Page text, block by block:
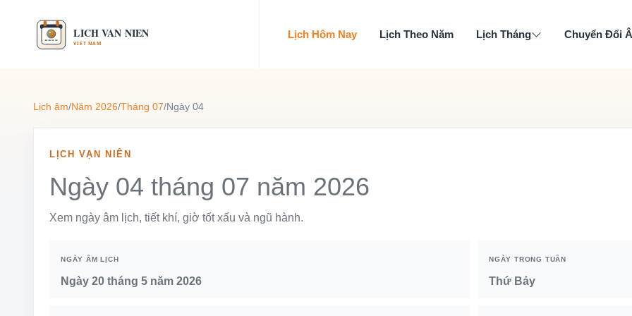
Lịch Hôm Nay Lịch Theo Năm Lịch Tháng Chuyển Đổi
Lịch âm/Năm 2026/Tháng 07/Ngày 04
LỊCH VẠN NIÊN
Ngày 04 tháng 07 năm 2026
Xem ngày âm lịch, tiết khí, giờ tốt xấu và ngũ hành.
NGÀY ÂM LỊCH
Ngày 20 tháng 5 năm 2026
NGÀY TRONG TUẦN
Thứ Bảy